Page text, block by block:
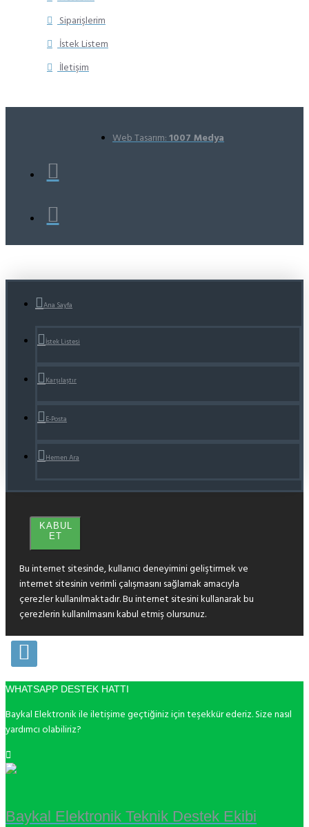
Siparişlerim
İstek Listem
İletişim
Web Tasarım: 1007 Medya
Ana Sayfa
İstek Listesi
Karşılaştır
E-Posta
Hemen Ara
KABUL
ET
Bu internet sitesinde, kullanıcı deneyimini geliştirmek ve
internet sitesinin verimli çalışmasını sağlamak amacıyla
çerezler kullanılmaktadır. Bu internet sitesini kullanarak bu
çerezlerin kullanılmasını kabul etmiş olursunuz.
WHATSAPP DESTEK HATTI
Baykal Elektronik ile iletişime geçtiğiniz için teşekkür ederiz. Size nasıl
yardımcı olabiliriz?
Baykal Elektronik Teknik Destek Ekibi